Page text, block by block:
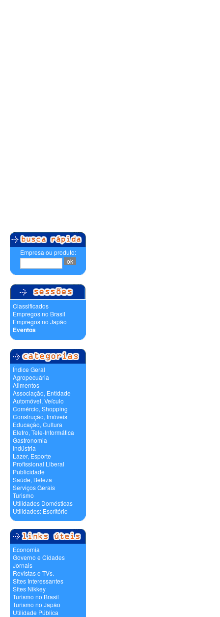
Empresa ou produto:
Classificados
Empregos no Brasil
Empregos no Japão
Eventos
Índice Geral
Agropecuária
Alimentos
Associação, Entidade
Automóvel, Veículo
Comércio, Shopping
Construção, Imóveis
Educação, Cultura
Eletro, Tele-Informática
Gastronomia
Indústria
Lazer, Esporte
Profissional Liberal
Publicidade
Saúde, Beleza
Serviços Gerais
Turismo
Utilidades Domésticas
Utilidades: Escritório
Economia
Governo e Cidades
Jornais
Revistas e TVs.
Sites Interessantes
Sites Nikkey
Turismo no Brasil
Turismo no Japão
Utilidade Pública